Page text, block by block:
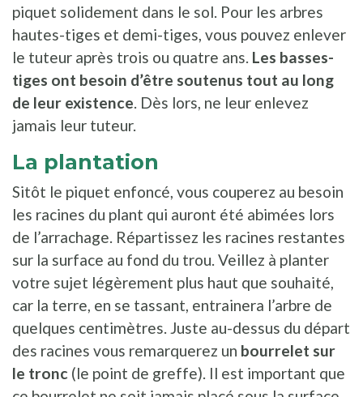
piquet solidement dans le sol. Pour les arbres
hautes-tiges et demi-tiges, vous pouvez enlever
le tuteur après trois ou quatre ans. Les basses-
tiges ont besoin d’être soutenus tout au long
de leur existence. Dès lors, ne leur enlevez
jamais leur tuteur.
La plantation
Sitôt le piquet enfoncé, vous couperez au besoin
les racines du plant qui auront été abimées lors
de l’arrachage. Répartissez les racines restantes
sur la surface au fond du trou. Veillez à planter
votre sujet légèrement plus haut que souhaité,
car la terre, en se tassant, entrainera l’arbre de
quelques centimètres. Juste au-dessus du départ
des racines vous remarquerez un bourrelet sur
le tronc (le point de greffe). Il est important que